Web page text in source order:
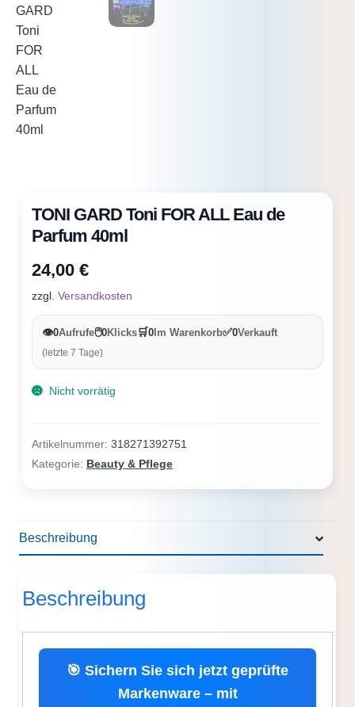
TONI GARD Toni FOR ALL Eau de
Parfum 40ml
24,00 €
zzgl. Versandkosten
👁️0Aufrufe🖱️0Klicks🛒0 Im Warenkorb✅0Verkauft
(letzte 7 Tage)
Nicht vorrätig
Artikelnummer: 318271392751
Kategorie: Beauty & Pflege
Beschreibung
Beschreibung
🎯 Sichern Sie sich jetzt geprüfte
Markenware – mit